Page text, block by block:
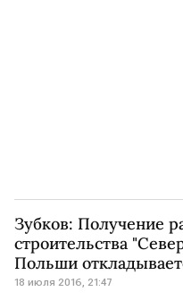
Зубков: Получение
строительства
Польши
18 июля 2016, 21:47